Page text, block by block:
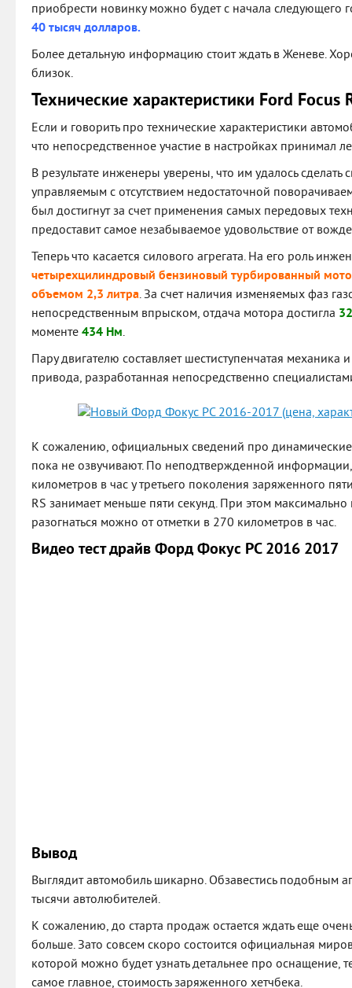
приобрести новинку можно будет с начала следующего
40 тысяч долларов.
Более детальную информацию стоит ждать в Женеве.
близок.
Технические характеристики Ford Focus
Если и говорить про технические характеристики
что непосредственное участие в настройках принимал
В результате инженеры уверены, что им удалось сделать
управляемым с отсутствием недостаточной
был достигнут за счет применения самых передовых
предоставит самое незабываемое удовольствие от
Теперь что касается силового агрегата. На его роль
четырехцилиндровый бензиновый турбированный
объемом 2,3 литра. За счет наличия изменяемых фаз
непосредственным впрыском, отдача мотора достигла
моменте 434 Нм.
Пару двигателю составляет шестиступенчатая механика
привода, разработанная непосредственно
К сожалению, официальных сведений про
пока не озвучивают. По неподтвержденной информации,
километров в час у третьего поколения заряженного
RS занимает меньше пяти секунд. При этом
разогнаться можно от отметки в 270 километров в час.
Видео тест драйв Форд Фокус РС 2016 2017
Вывод
Выглядит автомобиль шикарно. Обзавестись подобным
тысячи автолюбителей.
К сожалению, до старта продаж остается ждать еще
больше. Зато совсем скоро состоится официальная
которой можно будет узнать детальнее про оснащение,
самое главное, стоимость заряженного хетчбека.